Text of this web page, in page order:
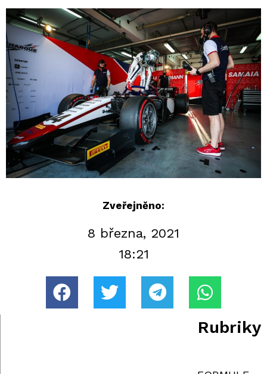
Zveřejněno:
8 března, 2021
18:21
Rubriky